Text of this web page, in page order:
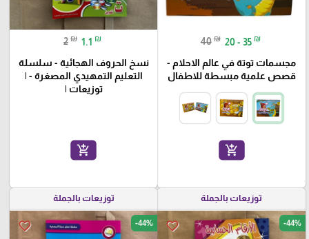
40 ₪ 20 - 35 ₪
مجسمات توتة في عالم الاحلام -
قصص علمية مبسطة للاطفال
add_shopping_cart
2 ₪ 1.1 ₪
نسخ الحروف الهجائية - سلسلة
التعليم التمهيدي المصغرة - |
توزيعات |
add_shopping_cart
توزيعات بالجملة
favorite_border -44%
توزيعات بالجملة
favorite_border -44%